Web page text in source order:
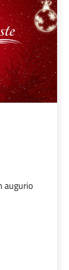
augurio